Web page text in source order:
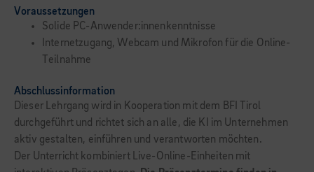
Voraussetzungen
Solide PC-Anwender:innenkenntnisse
Internetzugang, Webcam und Mikrofon für die Online-
Teilnahme
Abschlussinformation
Dieser Lehrgang wird in Kooperation mit dem BFI Tirol
durchgeführt und richtet sich an alle, die KI im Unternehmen
aktiv gestalten, einführen und verantworten möchten.
Der Unterricht kombiniert Live-Online-Einheiten mit